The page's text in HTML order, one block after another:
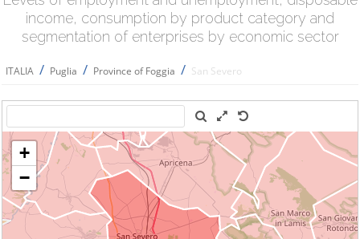
income, consumption by product category and
segmentation of enterprises by economic sector
ITALIA / Puglia / Province of Foggia / San Severo